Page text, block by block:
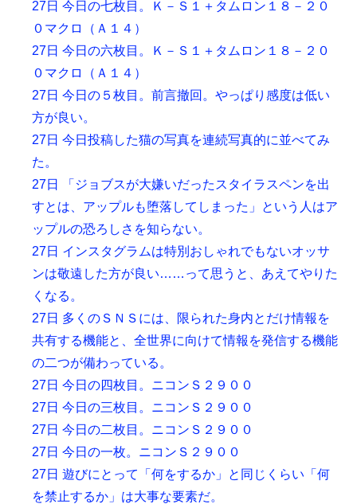
27日 今日の七枚目。Ｋ－Ｓ１＋タムロン１８－２０
０マクロ（Ａ１４）
27日 今日の六枚目。Ｋ－Ｓ１＋タムロン１８－２０
０マクロ（Ａ１４）
27日 今日の５枚目。前言撤回。やっぱり感度は低い
方が良い。
27日 今日投稿した猫の写真を連続写真的に並べてみ
た。
27日 「ジョブスが大嫌いだったスタイラスペンを出
すとは、アップルも堕落してしまった」という人はア
ップルの恐ろしさを知らない。
27日 インスタグラムは特別おしゃれでもないオッサ
ンは敬遠した方が良い……って思うと、あえてやりた
くなる。
27日 多くのＳＮＳには、限られた身内とだけ情報を
共有する機能と、全世界に向けて情報を発信する機能
の二つが備わっている。
27日 今日の四枚目。ニコンＳ２９００
27日 今日の三枚目。ニコンＳ２９００
27日 今日の二枚目。ニコンＳ２９００
27日 今日の一枚。ニコンＳ２９００
27日 遊びにとって「何をするか」と同じくらい「何
を禁止するか」は大事な要素だ。